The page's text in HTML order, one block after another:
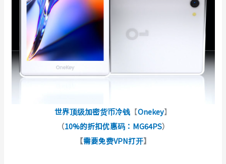
世界顶级加密货币冷钱 【Onekey】
（10%的折扣优惠码：MG64PS）
【需要免费VPN打开】